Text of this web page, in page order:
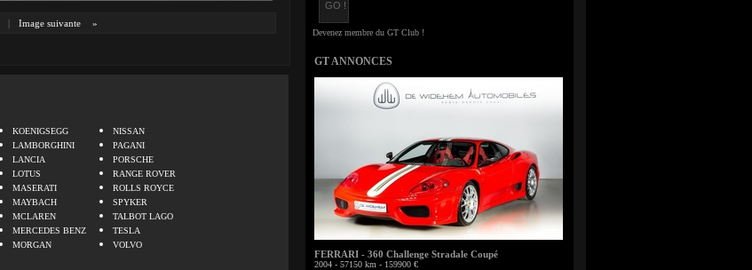
| Image suivante »
KOENIGSEGG
LAMBORGHINI
LANCIA
LOTUS
MASERATI
MAYBACH
MCLAREN
MERCEDES BENZ
MORGAN
NISSAN
PAGANI
PORSCHE
RANGE ROVER
ROLLS ROYCE
SPYKER
TALBOT LAGO
TESLA
VOLVO
GT ANNONCES
FERRARI - 360 Challenge Stradale Coupé
2004 - 57150 km - 159900 €